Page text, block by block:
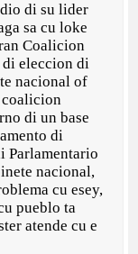
di su lider
sa cu loke
Coalicion
di eleccion di
nacional of
coalicion
di un base
di
Parlamentario
nacional,
cu esey,
pueblo ta
atende cu e